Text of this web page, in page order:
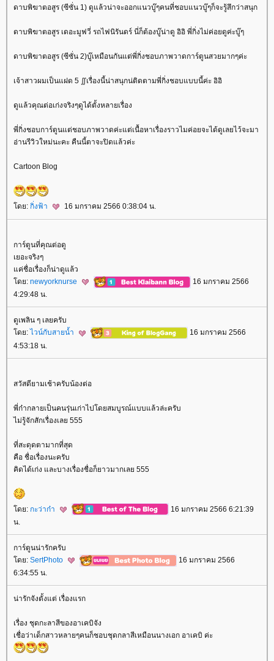
ดาบพิฆาตอสูร (ซีซั่น 1) ดูแล้วน่าจะออกแนวบู๊ๆคนที่ชอบแนวบู๊ๆก็จะรู้สึกว่าสนุก
ดาบพิฆาตอสูร เดอะมูฟวี่ รถไฟนิรันดร์ นี่ก็ต้องบู๊น่าดู อิอิ พี่กิ่งไม่ค่อยดูค่ะบู๊ๆ
ดาบพิฆาตอสูร (ซีซั่น 2)บู๊เหมือนกันแต่พี่กิ่งชอบภาพวาดการ์ตูนสวยมากๆค่ะ
เจ้าสาวผมเป็นแฝด 5 ∬เรื่องนี้น่าสนุกน่ติดตามพี่กิ่งชอบแบบนี้ค่ะ อิอิ
ดูแล้วคุณต่อเก่งจริงๆดูได้ตั้งหลายเรื่อง
พี่กิ่งชอบการ์ตูนแต่ชอบภาพวาดค่ะแต่เนื้อหาเรื่องราวไมค่อยจะได้ดูเลยไว้จะมา
อ่านรีวิวใหม่นะคะ คืนนี้ตาจะปิดแล้วค่ะ
Cartoon Blog
ดย: กิ่งฟ้า 16 มกราคม 2566 0:38:04 น.
การ์ตูนที่คุณต่อดู
เยอะจริงๆ
ค่ชื่อเรื่องก็น่าดูแล้ว
ดย: newyorknurse
16 มกราคม 2566
4:29:48 น.
ดูเพลิน ๆ เลยครับ
ดย: ไวน์กับสายน้ำ
16 มกราคม 2566
4:53:18 น.
สวัสดียามเช้าครับน้องต่อ
พี่ก๋ากลายเป็นคนรุ่นเก่าไปโดยสมบูรณ์แบบแล้วล่ะครับ
ไม่รู้จักสักเรื่องเลย 555
ที่สะดุดตามากที่สุด
คือ ชื่อเรื่องนะครับ
คิดได้เก่ง และบางเรื่องชื่อก็ยาวมากเลย 555
ดย: กะว่าก๋า
16 มกราคม 2566 6:21:39
น.
การ์ตูนน่ารักครับ
ดย: SertPhoto
16 มกราคม 2566
6:34:55 น.
น่ารักจังตั้งแต่ เรื่องแรก
เรื่อง ชุดกะลาสีของอาเคบิจัง
เชื่อว่าเด็กสาวหลายๆคนก็ชอบชุดกลาสีเหมือนนางเอก อาเคบิ ค่ะ